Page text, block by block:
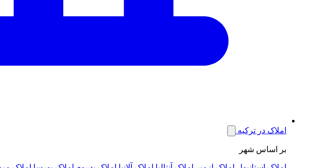
املاک در ترکیه
بر اساس شهر